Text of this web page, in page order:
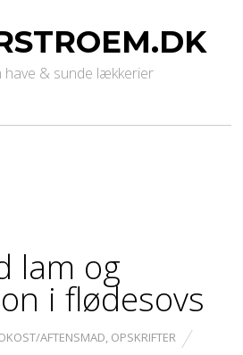
have & sunde lækkerier
lam og
i flødesovs
AFTENSMAD, OPSKRIFTER